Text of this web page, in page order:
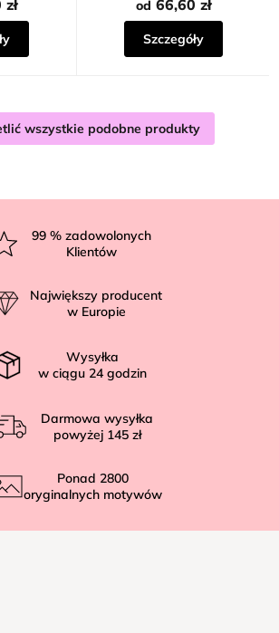
od 66,60 zł
Szczegóły
wszystkie podobne produkty
99 % zadowolonych
Klientów
Największy producent
w Europie
Wysyłka
w ciągu 24 godzin
Darmowa wysyłka
powyżej 145 zł
Ponad 2800
oryginalnych motywów